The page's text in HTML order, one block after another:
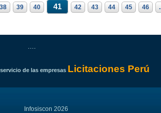
38 39 40 41 42 43 44 45 46
de las empresas Licitaciones Perú
Infosiscon 2026